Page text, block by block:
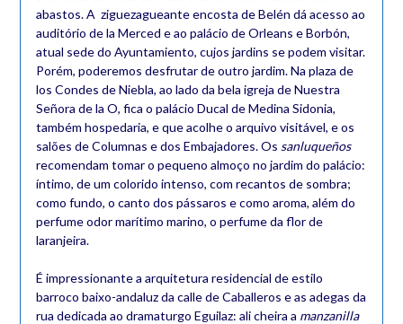
abastos. A ziguezagueante encosta de Belén dá acesso ao
auditório de la Merced e ao palácio de Orleans e Borbón,
atual sede do Ayuntamiento, cujos jardins se podem visitar.
Porém, poderemos desfrutar de outro jardim. Na plaza de
los Condes de Niebla, ao lado da bela igreja de Nuestra
Señora de la O, fica o palácio Ducal de Medina Sidonia,
também hospedaria, e que acolhe o arquivo visitável, e os
salões de Columnas e dos Embajadores. Os sanluqueños
recomendam tomar o pequeno almoço no jardim do palácio:
íntimo, de um colorido intenso, com recantos de sombra;
como fundo, o canto dos pássaros e como aroma, além do
perfume odor marítimo marino, o perfume da flor de
laranjeira.
É impressionante a arquitetura residencial de estilo
barroco baixo-andaluz da calle de Caballeros e as adegas da
rua dedicada ao dramaturgo Eguilaz: ali cheira a manzanilla